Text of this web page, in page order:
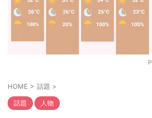
HOME > 話題 >
話題 人物